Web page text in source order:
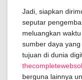
Jadi, siapkan
seputar
meluangkan
sumber daya
tujuan di dunia
berguna lainnya